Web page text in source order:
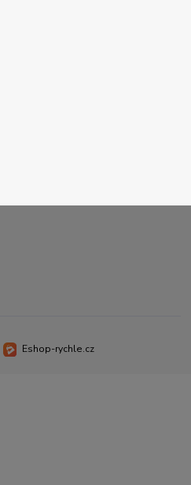
Eshop-rychle.cz